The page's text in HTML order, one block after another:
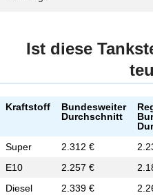
Ist diese
Kraftstoff
Bundesweiter
Durchschnitt
Super
2.312 €
E10
2.257 €
Diesel
2.339 €